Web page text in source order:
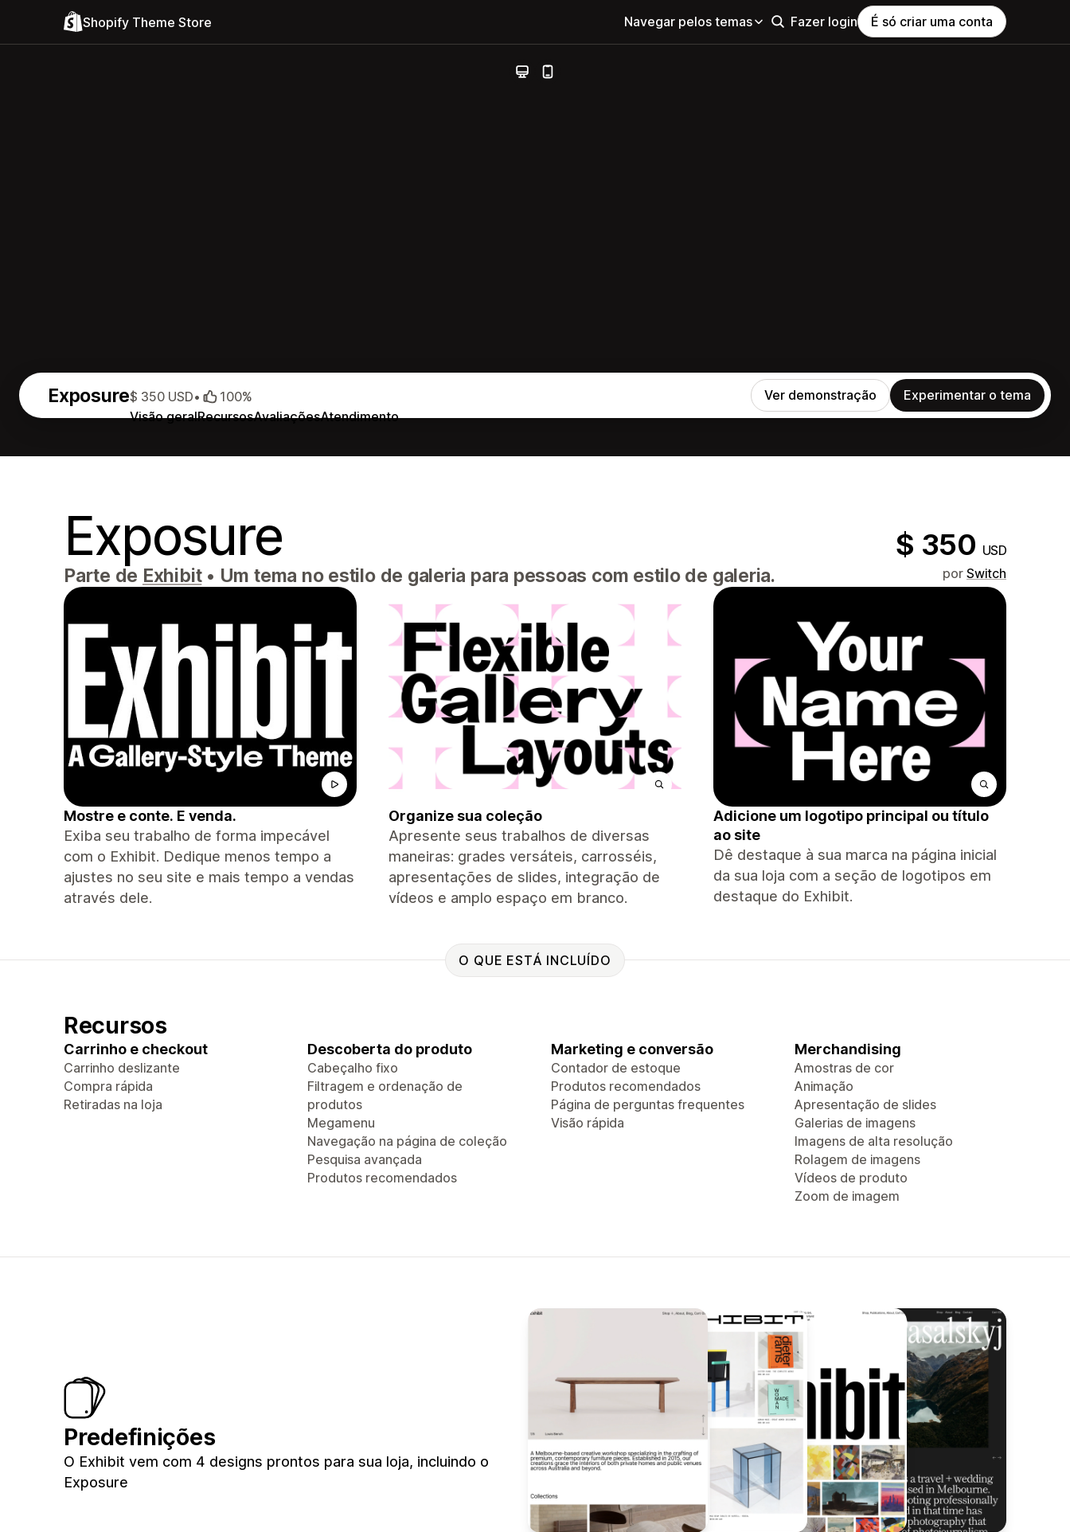
Shopify Theme Store Navegar pelos temas Fazer login É só criar uma conta
Exposure
Visão geralRecursosAvaliaçõesAtendimento
$ 350 USD• 100% Ver demonstração Experimentar o tema
Exposure $ 350 USD
Parte de Exhibit • Um tema no estilo de galeria para pessoas com estilo de galeria. por Switch
Mostre e conte. E venda.
Exiba seu trabalho de forma impecável
com o Exhibit. Dedique menos tempo a
ajustes no seu site e mais tempo a vendas
através dele.
Organize sua coleção
Apresente seus trabalhos de diversas
maneiras: grades versáteis, carrosséis,
apresentações de slides, integração de
vídeos e amplo espaço em branco.
Adicione um logotipo principal ou título
ao site
Dê destaque à sua marca na página inicial
da sua loja com a seção de logotipos em
destaque do Exhibit.
O QUE ESTÁ INCLUÍDO
Recursos
Carrinho e checkout
Carrinho deslizante
Compra rápida
Retiradas na loja
Descoberta do produto
Cabeçalho fixo
Filtragem e ordenação de
produtos
Megamenu
Navegação na página de coleção
Pesquisa avançada
Produtos recomendados
Marketing e conversão
Contador de estoque
Produtos recomendados
Página de perguntas frequentes
Visão rápida
Merchandising
Amostras de cor
Animação
Apresentação de slides
Galerias de imagens
Imagens de alta resolução
Rolagem de imagens
Vídeos de produto
Zoom de imagem
Predefinições
O Exhibit vem com 4 designs prontos para sua loja, incluindo o
Exposure